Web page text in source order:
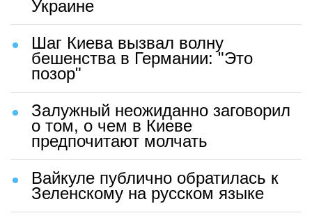
Украине
Шаг Киева вызвал волну
бешенства в Германии: "Это
позор"
Залужный неожиданно заговорил
о том, о чем в Киеве
предпочитают молчать
Вайкуле публично обратилась к
Зеленскому на русском языке